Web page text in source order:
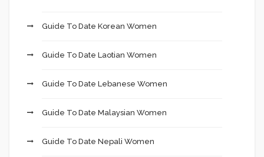
Guide To Date Korean Women
Guide To Date Laotian Women
Guide To Date Lebanese Women
Guide To Date Malaysian Women
Guide To Date Nepali Women